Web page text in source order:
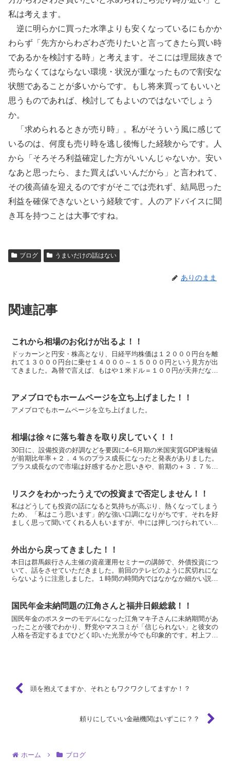
私は考えます。
逆に明らかに買った水準よりも安くなっているにもかか
わらず「先方からわざわざ売りたいと言ってきたら買い時
であるかを検討する時」と考えます。そこには理屈抜きで
売らなくてはならない環境・状況が重なったもので割安な
状態であることが多いからです。もし将来買ってもいいと
思うものであれば、検討してもよいのではないでしょう
か。
「求められるときが売り時」。私がそういう風に感じて
いるのは、何度も売り時を逃し後悔した経験からです。人
から「そろそろ利益確定した方がいいんじゃないか。安い
なあと思ったら、また買えばいいんだから」と言われて、
その後高値を迎えるのですがそこでは売れず、結局思った
利益を確保できないという経験です。人のアドバイスに聞
き耳を持つことは大事ですね。
ブログ うまいだけの話はない
ありのまま
関連記事
これから相場のお化けが出るよ！！
ドッカーンと円安・株高となり、日経平均株価は１２０００円台を離
れて１３０００円台に乗せ１４０００～１５０００円という見方が出
てきました。為替で言えば、もはや１米ドル＝１００円が天井だなん
アメブロでもホームページを立ち上げました！！
アメブロでもホームページを立ち上げました。
相場は徐々に落ち着きを取り戻していく！！
30日に、設備投資の好調などを要因に4−6月期の米国実質GDP速報値
が前期比年率＋２．４％のプラス成長になったと発表がありました。
プラス成長なので市場は好感するかと思いきや、前期の＋３．７％に
リスクをわかったうえでの投資まで否定しません！！
私はどうしても投資の話になると気持ちが高ぶり、熱くなってしまう
ため、「私はこう思います」的な強い口調になりがちです。それを好
ましく思って聞いてくれる人もいますが、中には押しつけられている
外出から戻ってきました！！
本日は群馬銀行さん主催の資産運用セミナーの講師で、外債投資につ
いて、話をさせていただきました。前回のテレビのように尻切れにな
らないように注意しました。１時間の時間内ではなかなか細かい説明
国民年金未納問題の江角さんと福井日銀総裁！！
国民年金のポスターのモデルになった江角マキ子さんに未納期間があ
ったことが後でわかり、野党やマスコミが「信じられない」と彼女の
人格を否定するまでひどく叩いた光景が今でも印象的です。村上ファ
頭を抱えてますか、それともワクワクしてますか！？
頼りにしていい金融機関はいずこに？？
ホーム ブログ